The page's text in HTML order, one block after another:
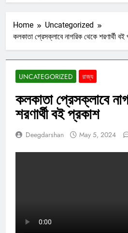
Home
Uncategorized
কলকাতা প্রেসক্লাবে নাগরিক থেকে শরণার্থী বই
UNCATEGORIZED রাজ্য
কলকাতা প্রেসক্লাবে
শরণার্থী বই প্রকাশ
Deegdarshan May 5, 2024